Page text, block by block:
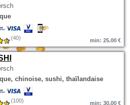
(40) min: 25.00 €
chinoise, sushi, thaïlandaise
(100) min: 30.00 €